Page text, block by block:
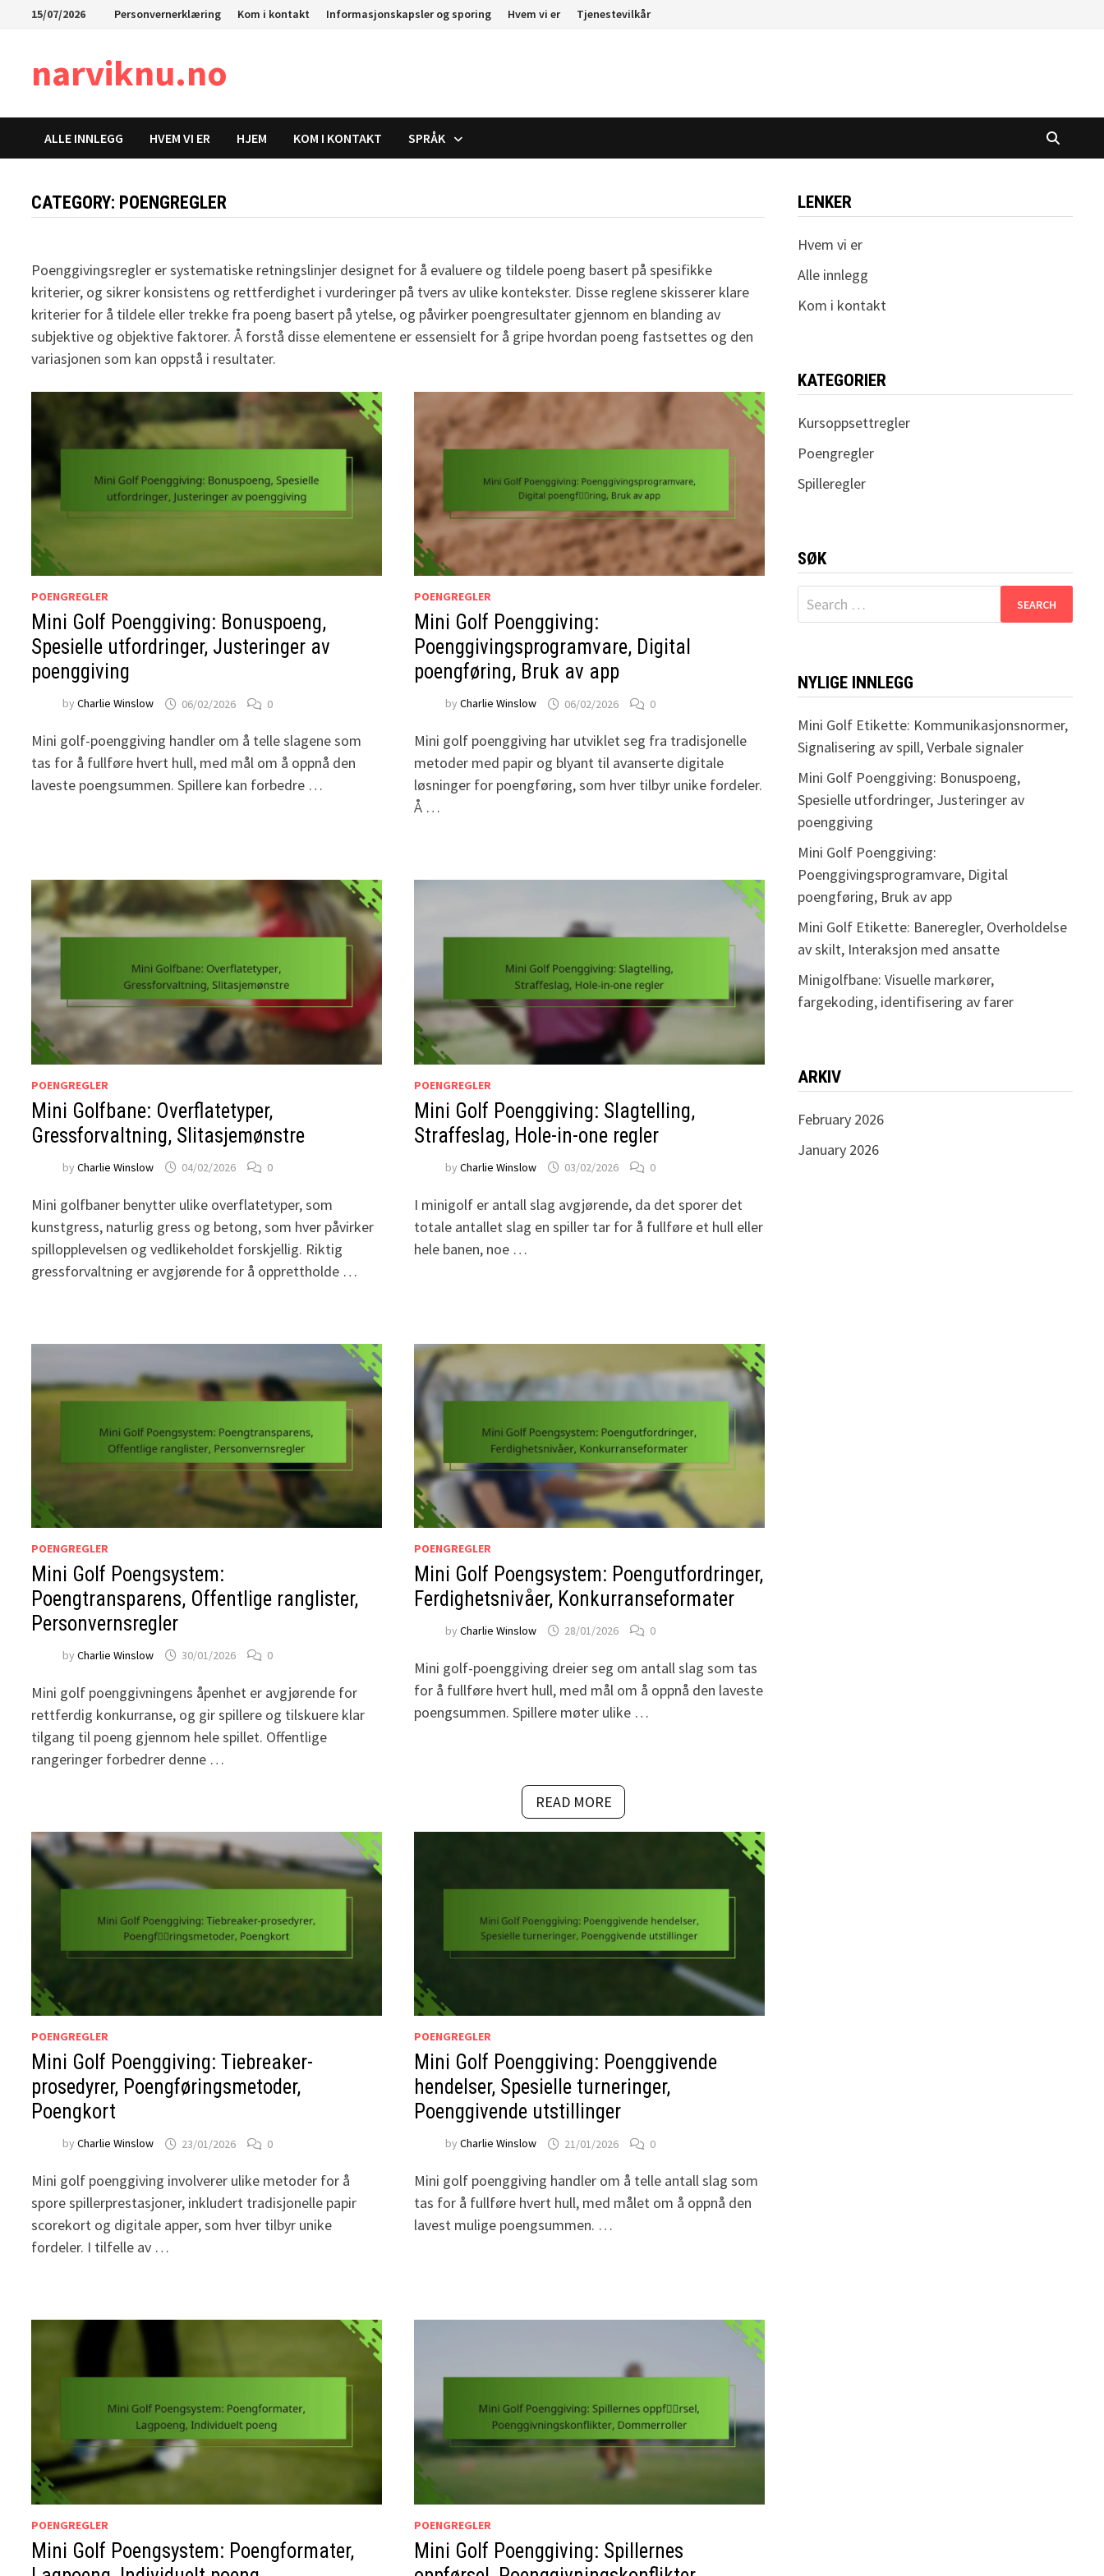
15/07/2026 Personvernerklæring Kom i kontakt Informasjonskapsler og sporing Hvem vi er Tjenestevilkår
narviknu.no
ALLE INNLEGG HVEM VI ER HJEM KOM I KONTAKT SPRÅK
CATEGORY: POENGREGLER
Poenggivingsregler er systematiske retningslinjer designet for å evaluere og tildele poeng basert på spesifikke
kriterier, og sikrer konsistens og rettferdighet i vurderinger på tvers av ulike kontekster. Disse reglene skisserer klare
kriterier for å tildele eller trekke fra poeng basert på ytelse, og påvirker poengresultater gjennom en blanding av
subjektive og objektive faktorer. Å forstå disse elementene er essensielt for å gripe hvordan poeng fastsettes og den
variasjonen som kan oppstå i resultater.
POENGREGLER
Mini Golf Poenggiving: Bonuspoeng,
Spesielle utfordringer, Justeringer av
poenggiving
byCharlie Winslow 06/02/2026 0
Mini golf-poenggiving handler om å telle slagene som
tas for å fullføre hvert hull, med mål om å oppnå den
laveste poengsummen. Spillere kan forbedre …
POENGREGLER
Mini Golf Poenggiving:
Poenggivingsprogramvare, Digital
poengføring, Bruk av app
by Charlie Winslow 06/02/2026 0
Mini golf poenggiving har utviklet seg fra tradisjonelle
metoder med papir og blyant til avanserte digitale
løsninger for poengføring, som hver tilbyr unike fordeler.
Å …
POENGREGLER
Mini Golfbane: Overflatetyper,
Gressforvaltning, Slitasjemønstre
byCharlie Winslow 04/02/2026 0
Mini golfbaner benytter ulike overflatetyper, som
kunstgress, naturlig gress og betong, som hver påvirker
spillopplevelsen og vedlikeholdet forskjellig. Riktig
gressforvaltning er avgjørende for å opprettholde …
POENGREGLER
Mini Golf Poenggiving: Slagtelling,
Straffeslag, Hole-in-one regler
by Charlie Winslow 03/02/2026 0
I minigolf er antall slag avgjørende, da det sporer det
totale antallet slag en spiller tar for å fullføre et hull eller
hele banen, noe …
POENGREGLER
Mini Golf Poengsystem:
Poengtransparens, Offentlige ranglister,
Personvernsregler
byCharlie Winslow 30/01/2026 0
Mini golf poenggivningens åpenhet er avgjørende for
rettferdig konkurranse, og gir spillere og tilskuere klar
tilgang til poeng gjennom hele spillet. Offentlige
rangeringer forbedrer denne …
POENGREGLER
Mini Golf Poengsystem: Poengutfordringer,
Ferdighetsnivåer, Konkurranseformater
by Charlie Winslow 28/01/2026 0
Mini golf-poenggiving dreier seg om antall slag som tas
for å fullføre hvert hull, med mål om å oppnå den laveste
poengsummen. Spillere møter ulike …
POENGREGLER
Mini Golf Poenggiving: Tiebreaker-
prosedyrer, Poengføringsmetoder,
Poengkort
byCharlie Winslow 23/01/2026 0
Mini golf poenggiving involverer ulike metoder for å
spore spillerprestasjoner, inkludert tradisjonelle papir
scorekort og digitale apper, som hver tilbyr unike
fordeler. I tilfelle av …
POENGREGLER
Mini Golf Poenggiving: Poenggivende
hendelser, Spesielle turneringer,
Poenggivende utstillinger
by Charlie Winslow 21/01/2026 0
Mini golf poenggiving handler om å telle antall slag som
tas for å fullføre hvert hull, med målet om å oppnå den
lavest mulige poengsummen. …
POENGREGLER
Mini Golf Poengsystem: Poengformater,
POENGREGLER
Mini Golf Poenggiving: Spillernes
READ MORE
LENKER
Hvem vi er
Alle innlegg
Kom i kontakt
KATEGORIER
Kursoppsettregler
Poengregler
Spilleregler
SØK
Search
for:
NYLIGE INNLEGG
Mini Golf Etikette: Kommunikasjonsnormer,
Signalisering av spill, Verbale signaler
Mini Golf Poenggiving: Bonuspoeng,
Spesielle utfordringer, Justeringer av
poenggiving
Mini Golf Poenggiving:
Poenggivingsprogramvare, Digital
poengføring, Bruk av app
Mini Golf Etikette: Baneregler, Overholdelse
av skilt, Interaksjon med ansatte
Minigolfbane: Visuelle markører,
fargekoding, identifisering av farer
ARKIV
February 2026
January 2026